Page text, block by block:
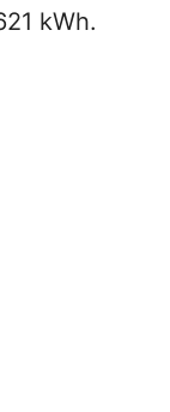
kWh.